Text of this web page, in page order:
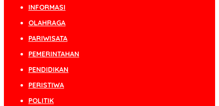
INFORMASI
OLAHRAGA
PARIWISATA
PEMERINTAHAN
PENDIDIKAN
PERISTIWA
POLITIK